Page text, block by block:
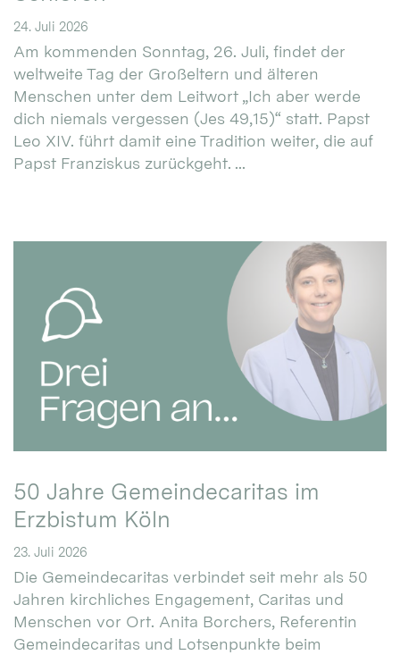
24. Juli 2026
Am kommenden Sonntag, 26. Juli, findet der
weltweite Tag der Großeltern und älteren
Menschen unter dem Leitwort „Ich aber werde
dich niemals vergessen (Jes 49,15)“ statt. Papst
Leo XIV. führt damit eine Tradition weiter, die auf
Papst Franziskus zurückgeht. ...
50 Jahre Gemeindecaritas im
Erzbistum Köln
23. Juli 2026
Die Gemeindecaritas verbindet seit mehr als 50
Jahren kirchliches Engagement, Caritas und
Menschen vor Ort. Anita Borchers, Referentin
Gemeindecaritas und Lotsenpunkte beim